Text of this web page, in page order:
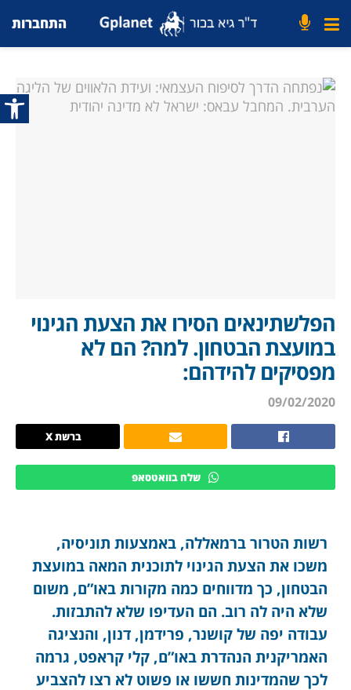
פתח
התחברות
הפלשתינאים הסירו את הצעת הגינוי
במועצת הבטחון. למה? הם לא
מפסיקים להידהם:
09/02/2020
ברשת X
שלח בוואטסאפ
רשות הטרור ברמאללה, באמצעות תוניסיה,
משכו את הצעת הגינוי לתוכנית המאה במועצת
הבטחון, כך מדווחים כמה מקורות באו”ם, משום
שלא היה לה רוב. הם העדיפו שלא להתבזות.
עבודה יפה של קושנר, פרידמן, דנון, והנציגה
האמריקנית הנהדרת באו”ם, קלי קראפט, גרמה
לכך שהמדינות חששו או פשוט לא רצו להצביע